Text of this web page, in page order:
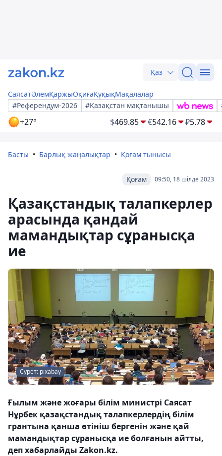
Қаз
СаясатӘлемҚаржыОқиғаҚұқықМақалалар
#Референдум-2026
#Қазақстан мақтанышы
+27° $469.85 €542.16 ₽5.78
Басты Барлық жаңалықтар Қоғам тынысы
09:50, 18 шілде 2023
Қоғам
Қазақстандық талапкерлер
арасында қандай
мамандықтар сұранысқа
ие
Сурет: pixabay
Ғылым және жоғары білім министрі Саясат
Нұрбек қазақстандық талапкерлердің білім
грантына қанша өтініш бергенін және қай
мамандықтар сұранысқа ие болғанын айтты,
деп хабарлайды Zakon.kz.